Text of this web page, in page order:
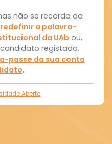
não se recorda da
redefinir a palavra-
da UAb ou,
registada,
passe da sua conta
..
Aberta